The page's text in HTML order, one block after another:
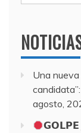
Una
agosto,
𝗚𝗢𝗟𝗣𝗘